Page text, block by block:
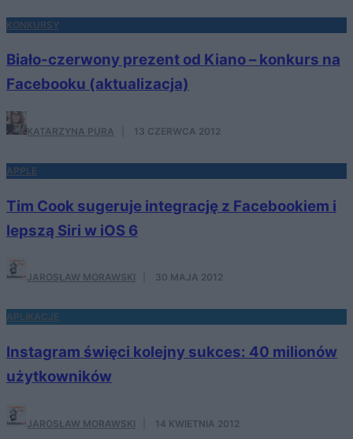
KONKURSY
Biało-czerwony prezent od Kiano – konkurs na
Facebooku (aktualizacja)
KATARZYNA PURA 13 CZERWCA 2012
APPLE
Tim Cook sugeruje integrację z Facebookiem i
lepszą Siri w iOS 6
JAROSŁAW MORAWSKI 30 MAJA 2012
APLIKACJE
Instagram święci kolejny sukces: 40 milionów
użytkowników
JAROSŁAW MORAWSKI 14 KWIETNIA 2012